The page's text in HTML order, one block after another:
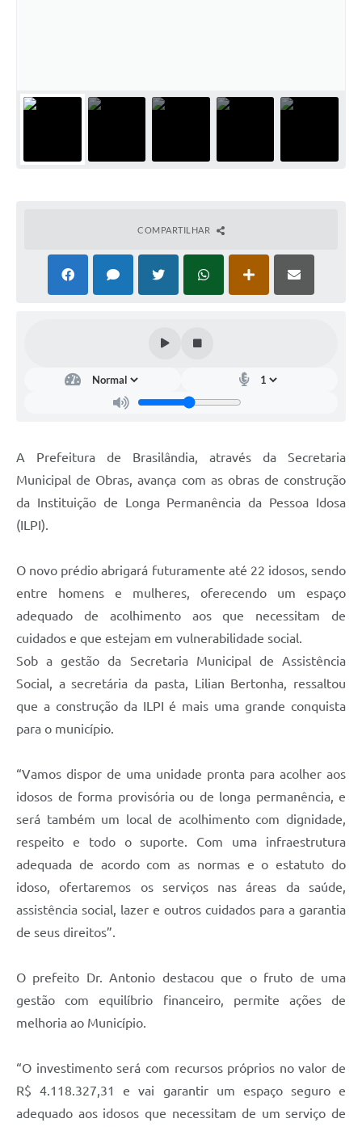
Contato
COMPARTILHAR
A Prefeitura de Brasilândia, através da Secretaria
Municipal de Obras, avança com as obras de construção
da Instituição de Longa Permanência da Pessoa Idosa
(ILPI).
O novo prédio abrigará futuramente até 22 idosos, sendo
entre homens e mulheres, oferecendo um espaço
adequado de acolhimento aos que necessitam de
cuidados e que estejam em vulnerabilidade social.
Sob a gestão da Secretaria Municipal de Assistência
Social, a secretária da pasta, Lilian Bertonha, ressaltou
que a construção da ILPI é mais uma grande conquista
para o município.
“Vamos dispor de uma unidade pronta para acolher aos
idosos de forma provisória ou de longa permanência, e
será também um local de acolhimento com dignidade,
respeito e todo o suporte. Com uma infraestrutura
adequada de acordo com as normas e o estatuto do
idoso, ofertaremos os serviços nas áreas da saúde,
assistência social, lazer e outros cuidados para a garantia
de seus direitos”.
O prefeito Dr. Antonio destacou que o fruto de uma
gestão com equilíbrio financeiro, permite ações de
melhoria ao Município.
“O investimento será com recursos próprios no valor de
R$ 4.118.327,31 e vai garantir um espaço seguro e
adequado aos idosos que necessitam de um serviço de